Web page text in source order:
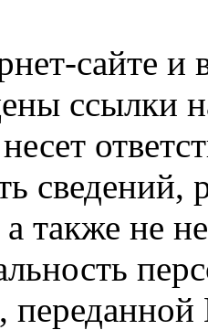
сайте
ссылки
также не